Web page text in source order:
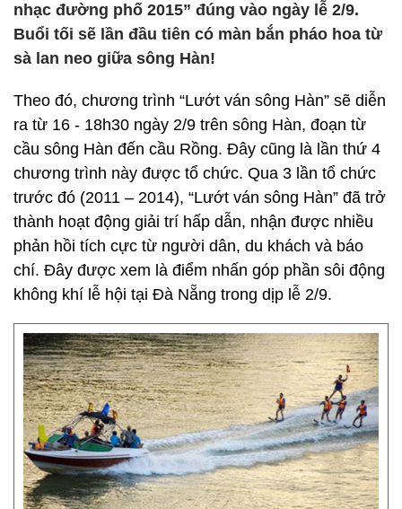
nhạc đường phố 2015” đúng vào ngày lễ 2/9.
Buổi tối sẽ lần đầu tiên có màn bắn pháo hoa từ
sà lan neo giữa sông Hàn!
Theo đó, chương trình “Lướt ván sông Hàn” sẽ diễn
ra từ 16 - 18h30 ngày 2/9 trên sông Hàn, đoạn từ
cầu sông Hàn đến cầu Rồng. Đây cũng là lần thứ 4
chương trình này được tổ chức. Qua 3 lần tổ chức
trước đó (2011 – 2014), “Lướt ván sông Hàn” đã trở
thành hoạt động giải trí hấp dẫn, nhận được nhiều
phản hồi tích cực từ người dân, du khách và báo
chí. Đây được xem là điểm nhấn góp phần sôi động
không khí lễ hội tại Đà Nẵng trong dịp lễ 2/9.